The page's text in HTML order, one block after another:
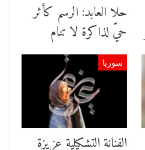
حلا العابد: الرسم كأثر
حيّ لذاكرة لا تنام
سوريا
الفنانة التشكيلية عزيزة